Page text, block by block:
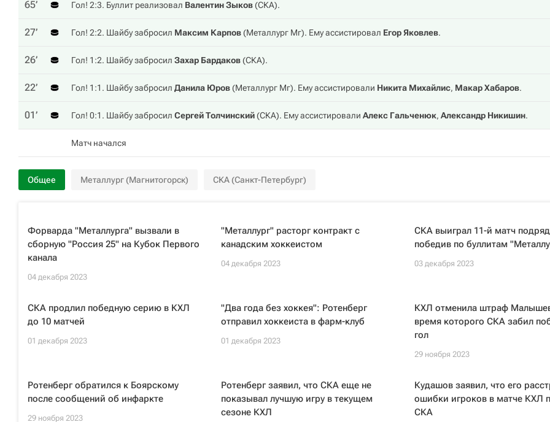
65‎’‎ Гол! 2:3. Буллит реализовал Валентин Зыков(СКА).
27‎’‎ Гол! 2:2. Шайбу забросил Максим Карпов(Металлург Мг). Ему ассистировал Егор Яковлев.
26‎’‎ Гол! 1:2. Шайбу забросил Захар Бардаков(СКА).
22‎’‎ Гол! 1:1. Шайбу забросил Данила Юров(Металлург Мг). Ему ассистировали Никита Михайлис, Макар Хабаров.
01‎’‎ Гол! 0:1. Шайбу забросил Сергей Толчинский(СКА). Ему ассистировали Алекс Гальченюк, Александр Никишин.
Матч начался
Общее Металлург (Магнитогорск) СКА (Санкт-Петербург)
Форварда "Металлурга" вызвали в
сборную "Россия 25" на Кубок Первого
канала
04 декабря 2023
"Металлург" расторг контракт с
канадским хоккеистом
04 декабря 2023
СКА выиграл 11-й матч
победив по буллитам
03 декабря 2023
СКА продлил победную серию в КХЛ
до 10 матчей
01 декабря 2023
"Два года без хоккея": Ротенберг
отправил хоккеиста в фарм-клуб
01 декабря 2023
КХЛ отменила штраф
время которого СКА забил
гол
29 ноября 2023
Ротенберг обратился к Боярскому
после сообщений об инфаркте
29 ноября 2023
Ротенберг заявил, что СКА еще не
показывал лучшую игру в текущем
сезоне КХЛ
Кудашов заявил, что его
ошибки игроков в матче КХЛ
СКА